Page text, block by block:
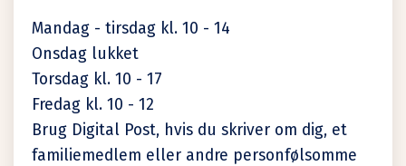
Mandag - tirsdag kl. 10 - 14
Onsdag lukket
Torsdag kl. 10 - 17
Fredag kl. 10 - 12
Brug Digital Post, hvis du skriver om dig, et
familiemedlem eller andre personfølsomme